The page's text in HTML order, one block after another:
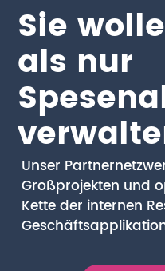
Sie
als nur
Unser
Großprojekten und
Kette der internen